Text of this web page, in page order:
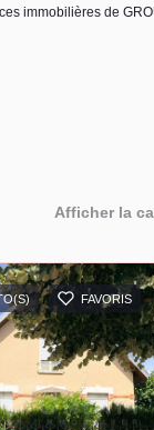
immobilières de
Afficher la
FAVORIS